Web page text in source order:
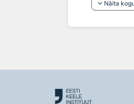
keyboard_arrow_down Näita